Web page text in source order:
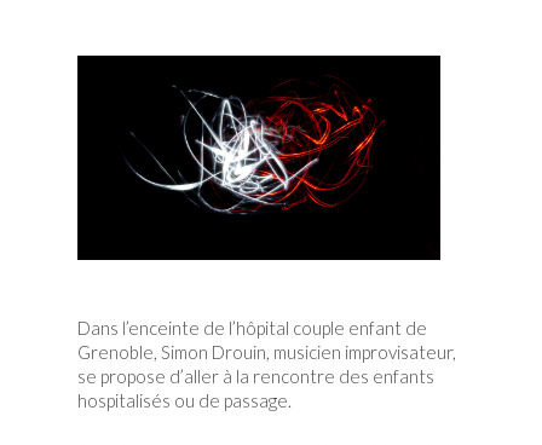
Dans l’enceinte de l’hôpital couple enfant de
Grenoble, Simon Drouin, musicien improvisateur,
se propose d’aller à la rencontre des enfants
hospitalisés ou de passage.